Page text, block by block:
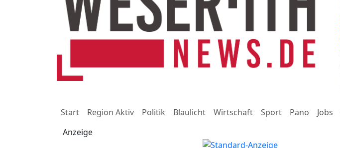
Start Region Aktiv Politik Blaulicht Wirtschaft Sport Pano Jobs
Anzeige